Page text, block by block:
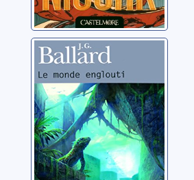
Le monde
englouti
Ballard, James Graham